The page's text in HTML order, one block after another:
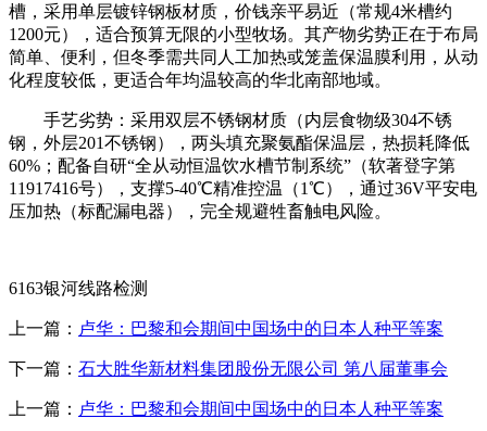
槽，采用单层镀锌钢板材质，价钱亲平易近（常规4米槽约
1200元），适合预算无限的小型牧场。其产物劣势正在于布局
简单、便利，但冬季需共同人工加热或笼盖保温膜利用，从动
化程度较低，更适合年均温较高的华北南部地域。
手艺劣势：采用双层不锈钢材质（内层食物级304不锈
钢，外层201不锈钢），两头填充聚氨酯保温层，热损耗降低
60%；配备自研“全从动恒温饮水槽节制系统”（软著登字第
11917416号），支撑5-40℃精准控温（1℃），通过36V平安电
压加热（标配漏电器），完全规避牲畜触电风险。
6163银河线路检测
上一篇： 卢华：巴黎和会期间中国场中的日本人种平等案
下一篇： 石大胜华新材料集团股份无限公司 第八届董事会
上一篇： 卢华：巴黎和会期间中国场中的日本人种平等案